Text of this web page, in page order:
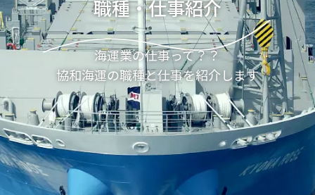
職種・仕事紹介
海運業の仕事って？？
協和海運の職種と仕事を紹介します